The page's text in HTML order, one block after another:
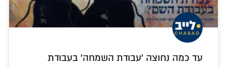
עד כמה נחוצה 'עבודת השמחה' בעבודת